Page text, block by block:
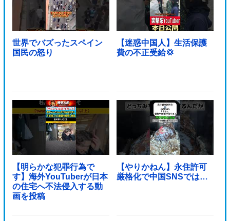
世界でバズったスペイン
国民の怒り
【迷惑中国人】生活保護
費の不正受給💢
【明らかな犯罪行為で
す】海外YouTuberが日本
の住宅へ不法侵入する動
画を投稿
【やりかねん】永住許可
厳格化で中国SNSでは…